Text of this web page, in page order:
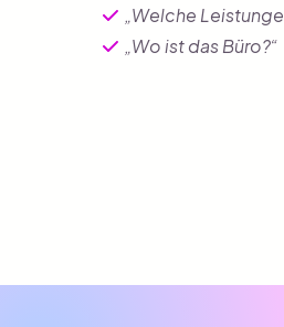
„Welche
„Wo ist das Büro?“